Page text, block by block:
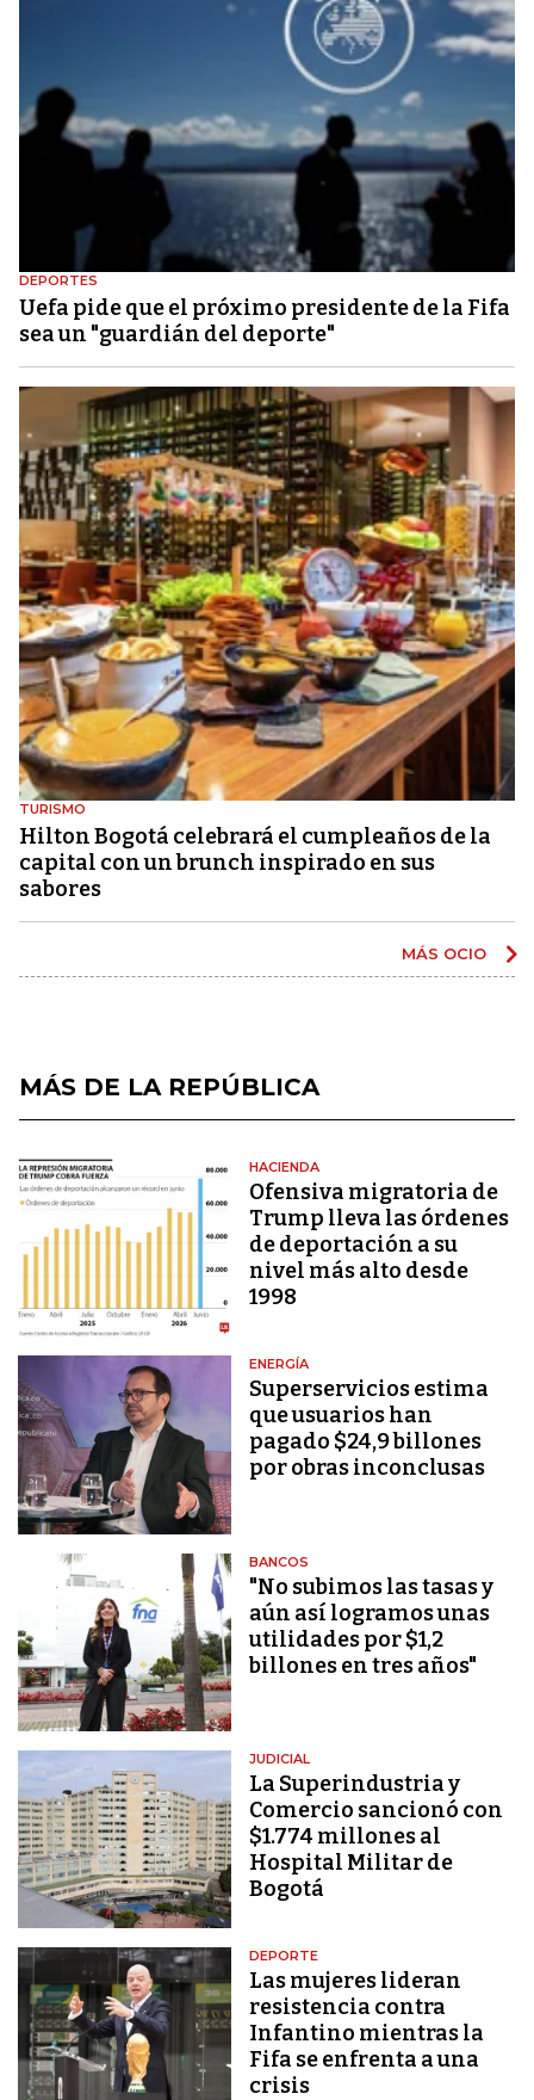
DEPORTES
Uefa pide que el próximo presidente de la Fifa
sea un "guardián del deporte"
TURISMO
Hilton Bogotá celebrará el cumpleaños de la
capital con un brunch inspirado en sus
sabores
MÁS OCIO
MÁS DE LA REPÚBLICA
HACIENDA
Ofensiva migratoria de
Trump lleva las órdenes
de deportación a su
nivel más alto desde
1998
ENERGÍA
Superservicios estima
que usuarios han
pagado $24,9 billones
por obras inconclusas
BANCOS
"No subimos las tasas y
aún así logramos unas
utilidades por $1,2
billones en tres años"
JUDICIAL
La Superindustria y
Comercio sancionó con
$1.774 millones al
Hospital Militar de
Bogotá
DEPORTE
Las mujeres lideran
resistencia contra
Infantino mientras la
Fifa se enfrenta a una
crisis